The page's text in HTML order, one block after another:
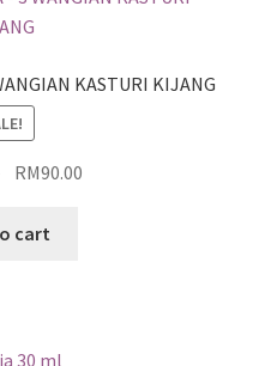
KASTURI KIJANG
RM90.00
cart